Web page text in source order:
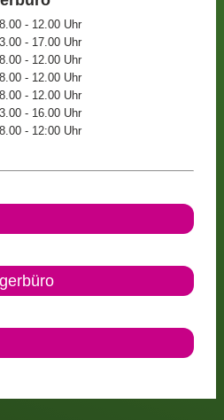
- 12.00 Uhr
- 17.00 Uhr
- 12.00 Uhr
- 12.00 Uhr
- 12.00 Uhr
- 16.00 Uhr
- 12:00 Uhr